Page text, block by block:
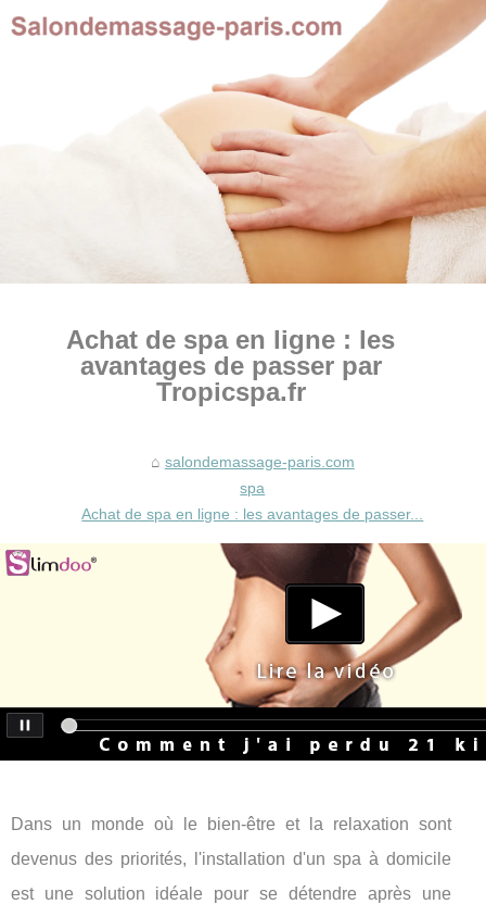
Achat de spa en ligne : les
avantages de passer par
Tropicspa.fr
salondemassage-paris.com
spa
Achat de spa en ligne : les avantages de passer...
Dans un monde où le bien-être et la relaxation sont
devenus des priorités, l'installation d'un spa à domicile
est une solution idéale pour se détendre après une